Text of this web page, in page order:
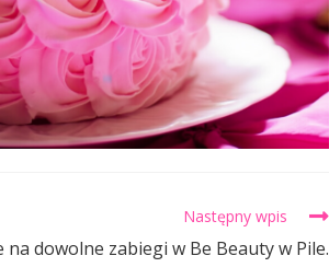
Następny wpis
dowolne zabiegi w Be Beauty w Pile.